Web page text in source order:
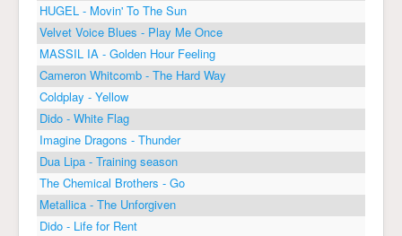
HUGEL - Movin' To The Sun
Velvet Voice Blues - Play Me Once
MASSIL IA - Golden Hour Feeling
Cameron Whitcomb - The Hard Way
Coldplay - Yellow
Dido - White Flag
Imagine Dragons - Thunder
Dua Lipa - Training season
The Chemical Brothers - Go
Metallica - The Unforgiven
Dido - Life for Rent